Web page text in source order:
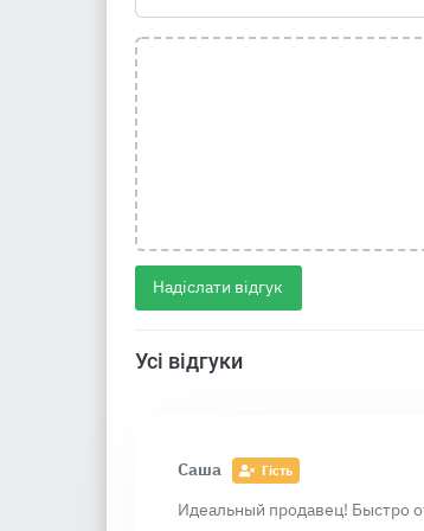
Надіслати відгук
Усі відгуки
Саша Гість
Идеальный продавец! Быстро